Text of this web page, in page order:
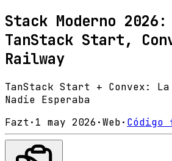
Stack Moderno 2026:
TanStack Start,
Railway
TanStack Start + Convex: La
Nadie Esperaba
Fazt · 1 may 2026·Web· Código